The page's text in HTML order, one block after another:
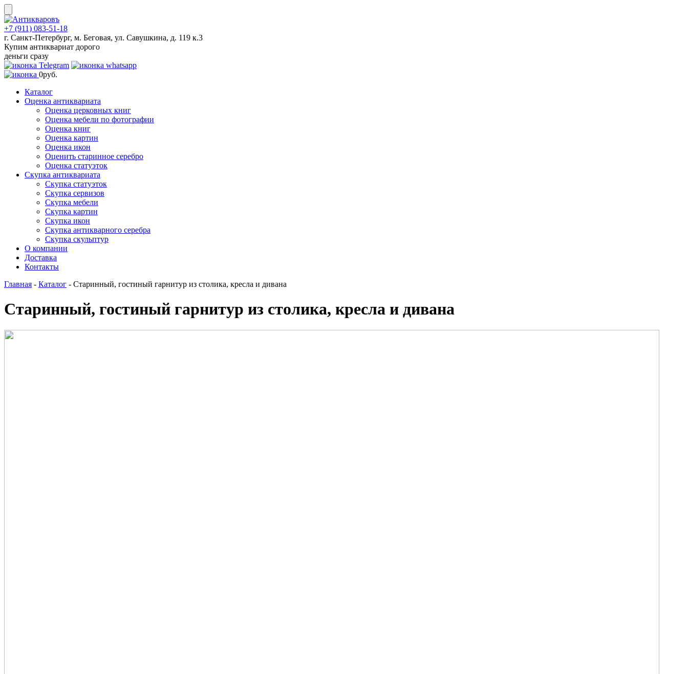
Skip
to
content
+7 (911) 083-51-18
г. Санкт-Петербург, м. Беговая, ул. Савушкина, д. 119 к.3
Купим антиквариат дорого
деньги сразу
0руб.
Каталог
Оценка антиквариата
Оценка церковных книг
Оценка мебели по фотографии
Оценка книг
Оценка картин
Оценка икон
Оценить старинное серебро
Оценка статуэток
Скупка антиквариата
Скупка статуэток
Скупка сервизов
Скупка мебели
Скупка картин
Скупка икон
Скупка антикварного серебра
Скупка скульптур
О компании
Доставка
Контакты
Главная - Каталог - Старинный, гостиный гарнитур из столика, кресла и дивана
Старинный, гостиный гарнитур из столика, кресла и дивана